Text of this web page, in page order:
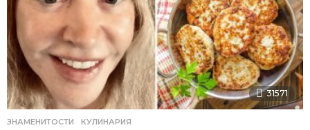
31571
ЗНАМЕНИТОСТИ ,КУЛИНАРИЯ